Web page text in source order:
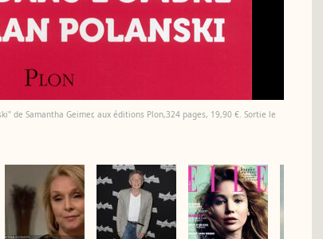
de Samantha Geimer, aux éditions Plon,324 pages, 19,90 €. Sortie le